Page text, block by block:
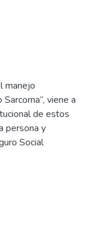
manejo
viene a
de estos
persona y
Social